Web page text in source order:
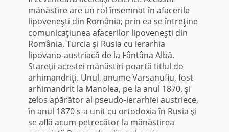
mănăstire are un rol însemnat în afacerile
lipoveneşti din România; prin ea se întreţine
comunicaţiunea afacerilor lipoveneşti din
România, Turcia şi Rusia cu ierarhia
lipovano-austriacă de la Fântâna Albă.
Stareţii acestei mănăstiri poartă titlul do
arhimandriţi. Unul, anume Varsanufiu, fost
arhimandrit la Manolea, pe la anul 1870, şi
zelos apărător al pseudo-ierarhiei austriece,
în anul 1870 s-a unit cu ortodoxia în Rusia şi
se află acum petrecător la mănăstirea